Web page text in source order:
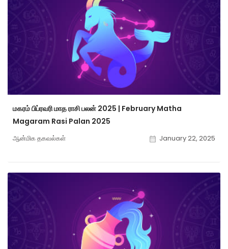
மகரம் பிப்ரவரி மாத ராசி பலன் 2025 | February Matha
Magaram Rasi Palan 2025
ஆன்மிக தகவல்கள் January 22, 2025